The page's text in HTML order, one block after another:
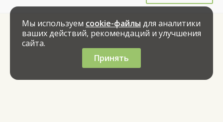
Мы используем cookie-файлы для аналитики
ваших действий, рекомендаций и улучшения
сайта.
Принять